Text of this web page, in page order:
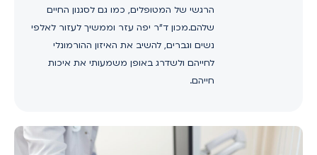
הרגשי של המטופלים, כמו גם לסגנון החיים
שלהם.מכון ד"ר יפה עזר וממשיך לעזור לאלפי
נשים וגברים, להשיב את האיזון ההורמונלי
לחייהם ולשדרג באופן משמעותי את איכות
חייהם.